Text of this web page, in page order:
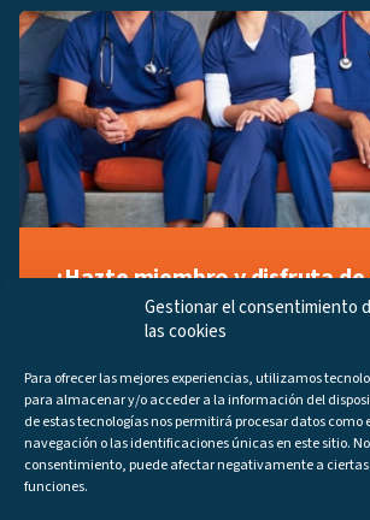
Gestionar el consentimiento
las cookies
Para ofrecer las mejores experiencias, utilizamos
para almacenar y/o acceder a la información del
de estas tecnologías nos permitirá procesar datos
navegación o las identificaciones únicas en este sitio.
consentimiento, puede afectar negativamente a
funciones.
¡Hazte miembro y disfruta de
a tu manera!
Regístrate ahora gratuitamente y
los últimos programas disponibles.
Regístrate ahora